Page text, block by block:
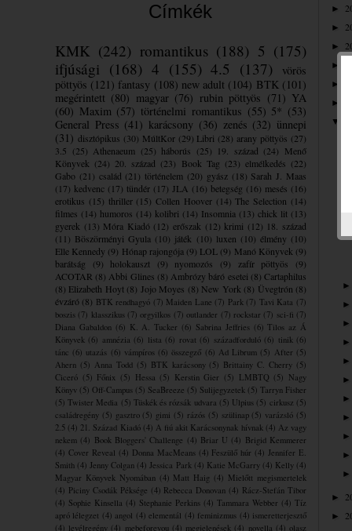
Címkék
KMK (242) romantikus (188) 5 (175)
ifjúsági (168) 4 (155) 4.5 (137)
vörös
pöttyös (121) fantasy (108) new adult (104) BTK (101)
megérintett (80) magyar (76) rubin pöttyös (71) YA
(60) Maxim (57) történelmi romantikus (55) 5* (53)
General Press (41) karácsony (36) zenés (32) ünnepi
(31) disztópikus (30) MúltKor (29) Libri (28) arany pöttyös (27)
3.5 (25) Athenaeum (25) háborús (25) 19. század (24) Menő
Könyvek (24) 20. század (23) Book Tag (23) elmélkedés (22)
Gabo (21) család (21) történelem (20) gyász (18) Sarah J. Maas
(17) kedvenc (17) tündér (17) JLA (16) betegség (16) mesés (16)
erotikus (15) thriller (15) Collen Hoover (14) The Selection (14)
filmes (14) humoros (14) kolibri (14) Insomnia (13) chick lit (13)
gyerek (13) Móra Kiadó (12) erőszak (12) krimi (12) 18. század
(11) Böszörményi Gyula (10) játék (10) luxen (10) élmény (10)
Elle Kennedy (9) Hónap rajongója (9) LOL (9) Manó Könyvek (9)
barátság
(9) holokauszt (9) nyomozós (9) zafír pöttyös
(9)
ACOTAR (8) Abbi Glines (8) Ambrózy báró esetei (8) Cartaphilus
(8) Elizabeth Hoyt (8) Jojo Moyes (8) New York (8) Üvegtrón (8)
évzáró (8) BTK rendhagyó (7) Maiden Lane (7) Park (7) Tavi Kata (7)
boszis (7) klasszikus (7) orgyilkos (7) outlander (7) rockstar (7) sci-fi (7)
Diana Gabaldon (6) K. A. Tucker (6) Sabrina Jeffries (6) Tilos az Á
Könyvek (6) amnézia (6) lista (6) rovat (6) századforduló (6) tinik (6)
tánc (6) utazás (6) vámpíros (6) összegző (6) Ad Librum (5) After (5)
Ahern (5) Anna Todd (5) BTK karácsony (5) Brittainy C. Cherry (5)
Ciceró (5) Főnix (5) Hessa (5) Kerstin Gier (5) LMBTQ (5) Nagy
Könyv (5) Off-Campus (5) SeaBreeze (5) Sulijegyzetek (5) Tarryn Fisher
(5) Twister Media (5) Tüskék és rózsák udvara (5) Ulpius (5) cirkusz (5)
családregény (5) gasztro (5) gimi (5) rázós (5) szülinap (5) varázsló (5)
2.5 (4) 21. Század Kiadó (4) A fiú akit Karácsonynak hívnak (4) Az vagy
nekem (4) Book Bloggers' Challenge (4) Briar U (4) Brigid Kemmerer
(4) Cover Reveal (4) Donna MacMeans (4) Feszülő húr (4) Jennifer E.
Smith (4) Jenny Colgan (4) Jessica Park (4) Katie McGarry (4) Kelly (4)
Magyar Könyvek Nyomában (4) Matt Haig (4) Mielőtt megismertelek
(4) Piciny Csodák Péksége (4) Rebecca Donovan (4) Rácz-Stefán Tibor
(4) Sophie Kinsella (4) Stephanie Perkins (4) Tammara Webber (4) Tíz
apró lélegzet (4) angol (4) elementál (4) feminizmus (4) ismeretterjesztő
(4) levélregény (4) mebeforeyou (4) megjelenések (4) novella (4) olasz
►
►
►
►
►
►
▼
►
►